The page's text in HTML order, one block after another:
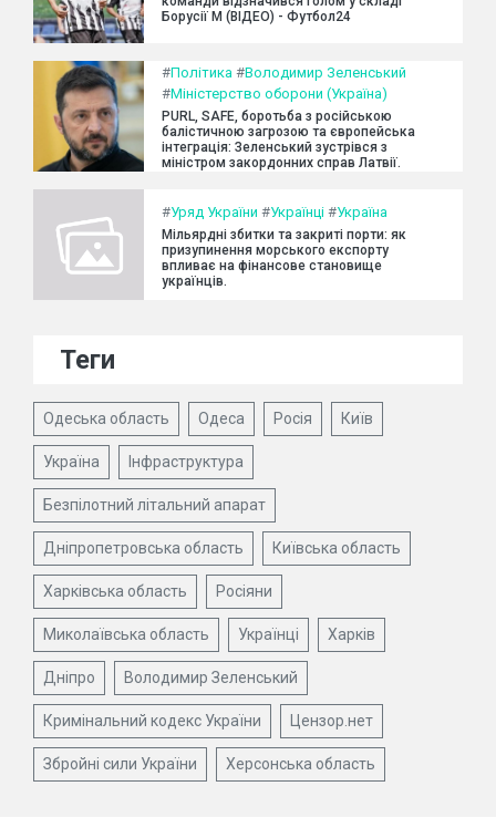
Борусії М (ВІДЕО) - Футбол24
#Політика #Володимир Зеленський
#Міністерство оборони (Україна)
PURL, SAFE, боротьба з російською
балістичною загрозою та європейська
інтеграція: Зеленський зустрівся з
міністром закордонних справ Латвії.
#Уряд України #Українці #Україна
Мільярдні збитки та закриті порти: як
призупинення морського експорту
впливає на фінансове становище
українців.
Теги
Одеська область Одеса Росія Київ
Україна Інфраструктура
Безпілотний літальний апарат
Дніпропетровська область Київська область
Харківська область Росіяни
Миколаївська область Українці Харків
Дніпро Володимир Зеленський
Кримінальний кодекс України Цензор.нет
Збройні сили України Херсонська область